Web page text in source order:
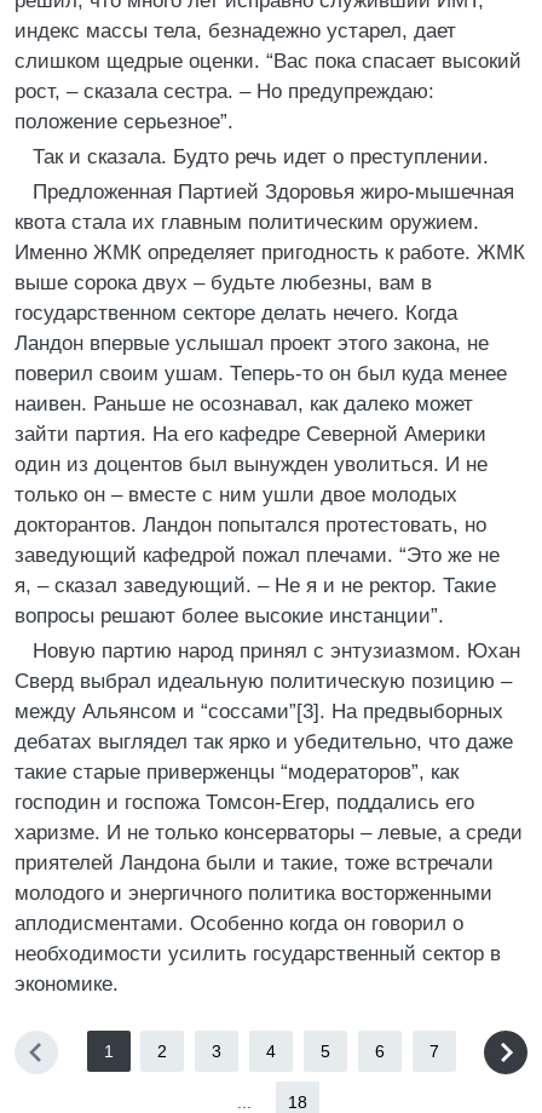
индекс массы тела, безнадежно устарел, дает
слишком щедрые оценки. “Вас пока спасает высокий
рост, – сказала сестра. – Но предупреждаю:
положение серьезное”.
Так и сказала. Будто речь идет о преступлении.
Предложенная Партией Здоровья жиро-мышечная
квота стала их главным политическим оружием.
Именно ЖМК определяет пригодность к работе. ЖМК
выше сорока двух – будьте любезны, вам в
государственном секторе делать нечего. Когда
Ландон впервые услышал проект этого закона, не
поверил своим ушам. Теперь-то он был куда менее
наивен. Раньше не осознавал, как далеко может
зайти партия. На его кафедре Северной Америки
один из доцентов был вынужден уволиться. И не
только он – вместе с ним ушли двое молодых
докторантов. Ландон попытался протестовать, но
заведующий кафедрой пожал плечами. “Это же не
я, – сказал заведующий. – Не я и не ректор. Такие
вопросы решают более высокие инстанции”.
Новую партию народ принял с энтузиазмом. Юхан
Сверд выбрал идеальную политическую позицию –
между Альянсом и “соссами”[3]. На предвыборных
дебатах выглядел так ярко и убедительно, что даже
такие старые приверженцы “модераторов”, как
господин и госпожа Томсон-Егер, поддались его
харизме. И не только консерваторы – левые, а среди
приятелей Ландона были и такие, тоже встречали
молодого и энергичного политика восторженными
аплодисментами. Особенно когда он говорил о
необходимости усилить государственный сектор в
экономике.
1 2 3 4 5 6 7
18